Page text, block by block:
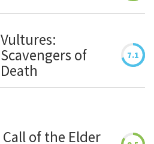
Vultures:
Scavengers of
Death
7.1
Call of the Elder